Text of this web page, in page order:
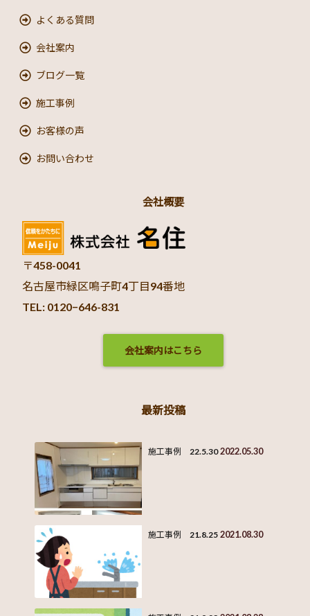
よくある質問
会社案内
ブログ一覧
施工事例
お客様の声
お問い合わせ
会社概要
〒458-0041
名古屋市緑区鳴子町4丁目94番地
TEL: 0120−646-831
会社案内はこちら
最新投稿
施工事例 22.5.30 2022.05.30
施工事例 21.8.25 2021.08.30